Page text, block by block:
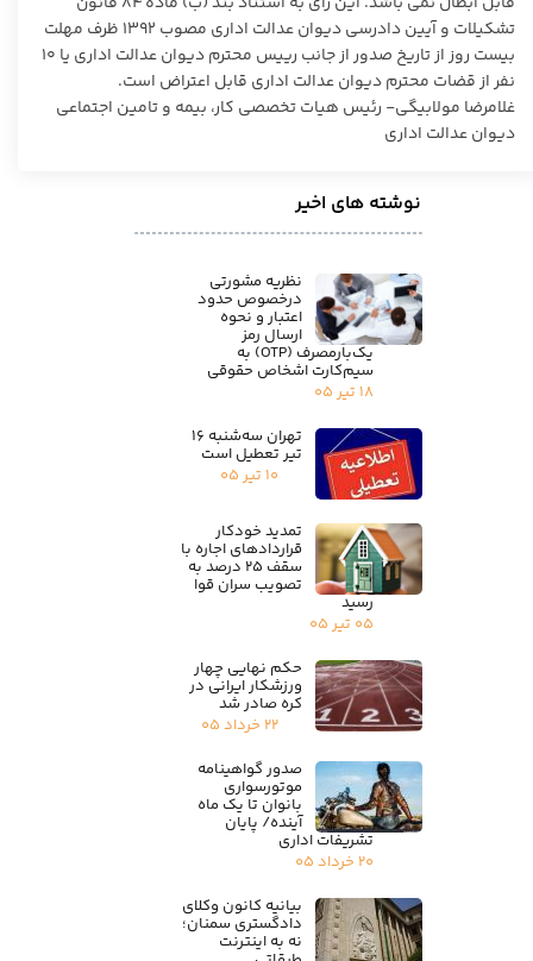
تشکیلات و آیین دادرسی دیوان عدالت اداری مصوب ۱۳۹۲ ظرف مهلت
بیست روز از تاریخ صدور از جانب رییس محترم دیوان عدالت اداری یا ۱۰
نفر از قضات محترم دیوان عدالت اداری قابل اعتراض است.
غلامرضا مولابیگی- رئیس هیات تخصصی کار، بیمه و تامین اجتماعی
دیوان عدالت اداری
نوشته های اخیر
نظریه مشورتی
درخصوص حدود
اعتبار و نحوه
ارسال رمز
یک‌بارمصرف (OTP) به
سیم‌کارت اشخاص حقوقی
۱۸ تیر ۰۵
تهران سه‌شنبه ۱۶
تیر تعطیل است
۱۰ تیر ۰۵
تمدید خودکار
قراردادهای اجاره با
سقف ۲۵ درصد به
تصویب سران قوا
رسید
۰۵ تیر ۰۵
حکم نهایی چهار
ورزشکار ایرانی در
کره صادر شد
۲۲ خرداد ۰۵
صدور گواهینامه
موتورسواری
بانوان تا یک ماه
آینده/ پایان
تشریفات اداری
۲۰ خرداد ۰۵
بیانیه کانون وکلای
دادگستری سمنان؛
نه به اینترنت